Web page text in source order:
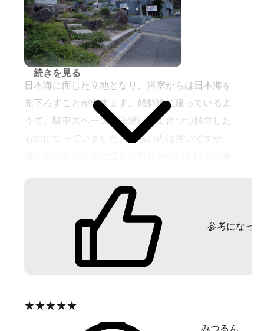
日本海に面した立地となり、浴室からは日本海を
見下ろすことが出来ます。傾斜地に建っているよ
うで、駐車スペースは段違いで１台づつ独立した
ものになっていました。明るい内は良いですが、
ですが、特徴の無い湯でした。
内湯は、主浴槽に入る段に座ると半身浴で日本海
を眺めることが出来ます。両翼に小さな湯船が続
いており、露天風呂側の湯船は源泉風呂らしいで
す。この湯船だけに湯出口がありました。しか
続きを見る
参考になった
★★★★★
みつるん